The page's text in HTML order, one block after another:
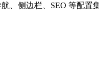
、侧边栏、SEO 等配